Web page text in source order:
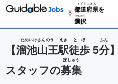
都道府県
とどうふけん
を
選択
せんたく
【溜池山王
ためいけさんのう
駅
えき
徒歩
とほ
5分
ふん
スタッフの募集
ぼしゅう